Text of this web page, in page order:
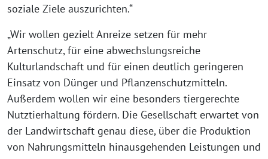
soziale Ziele auszurichten.“
„Wir wollen gezielt Anreize setzen für mehr
Artenschutz, für eine abwechslungsreiche
Kulturlandschaft und für einen deutlich geringeren
Einsatz von Dünger und Pflanzenschutzmitteln.
Außerdem wollen wir eine besonders tiergerechte
Nutztierhaltung fördern. Die Gesellschaft erwartet von
der Landwirtschaft genau diese, über die Produktion
von Nahrungsmitteln hinausgehenden Leistungen und